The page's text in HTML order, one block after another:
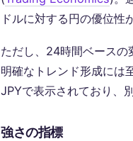
ドルに対する円の優位性
ただし、24時間ベースの
明確なトレンド形成には
JPYで表示されており、
強さの指標